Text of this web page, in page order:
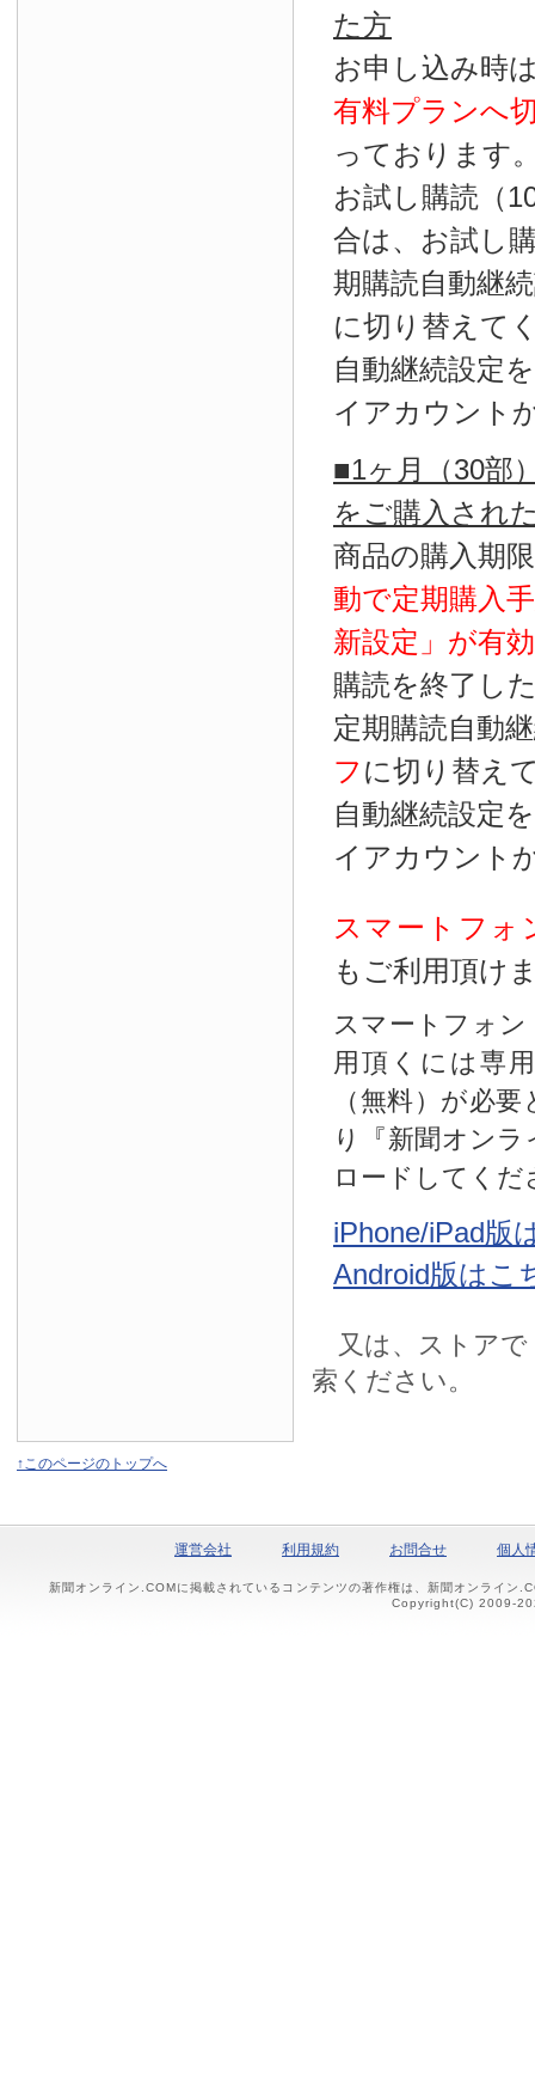
た方
お申し込み時
有料プランへ
っております
お試し購読（
合は、お試し
期購読自動継
に切り替えて
自動継続設定
イアカウント
■1ヶ月（30部
をご購入され
商品の購入期
動で定期購入
新設定」が有効
購読を終了し
定期購読自動
フ に切り替え
自動継続設定
イアカウント
スマートフォ
もご利用頂け
スマートフォ
用頂くには専
（無料）が必
り『新聞オン
ロードしてくだ
iPhone/iPad版
Android版はこ
又は、ストアで
索ください。
↑このページのトップへ
運営会社 利用規約 お問合せ 個人
新聞オンライン.COMに掲載されているコンテンツの著作権は、新聞オンライン
Copyright(C) 2009-